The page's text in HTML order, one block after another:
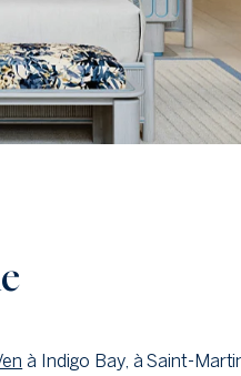
à Indigo Bay, à Saint-